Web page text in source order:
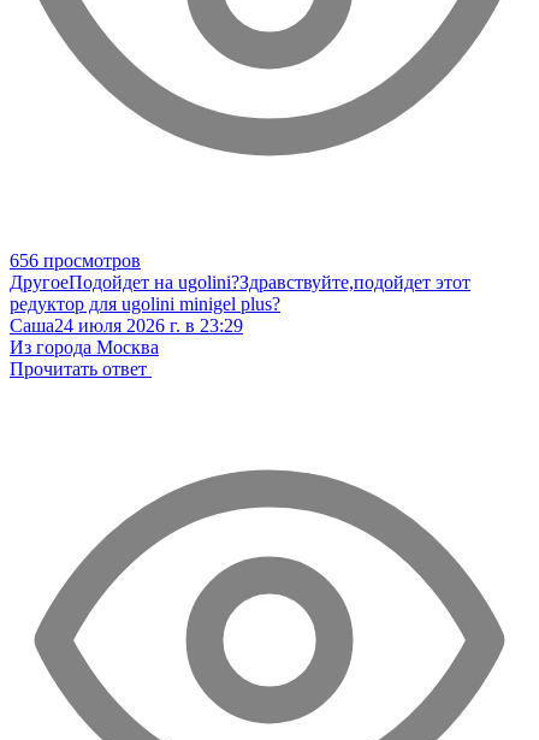
656 просмотров
ДругоеПодойдет на ugolini?Здравствуйте,подойдет этот
редуктор для ugolini minigel plus?
Саша24 июля 2026 г. в 23:29
Из города Москва
Прочитать ответ